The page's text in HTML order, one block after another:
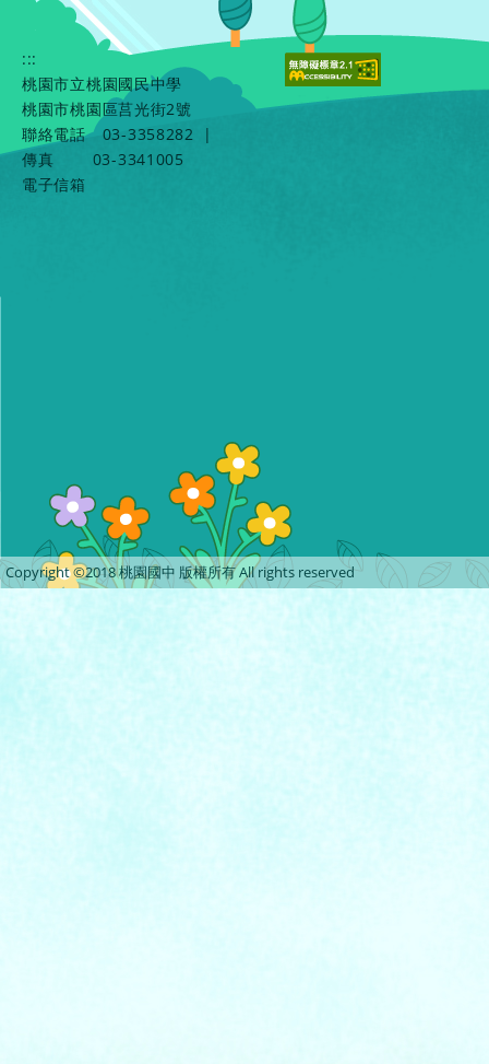
:::
桃園市立桃園國民中學
桃園市桃園區莒光街2號
聯絡電話
03-3358282
|
傳真
03-3341005
電子信箱
Copyright ©2018 桃園國中 版權所有 All rights reserved